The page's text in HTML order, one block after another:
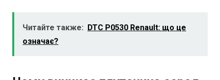
Читайте также: DTC P0530 Renault: що це
означає?